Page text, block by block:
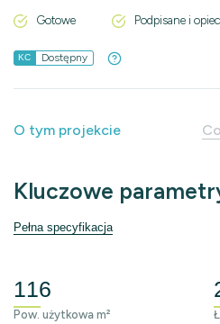
Gotowe Podpisane i
KC Dostępny
O tym projekcie
Kluczowe
Pełna specyfikacja
116
Pow. użytkowa m²